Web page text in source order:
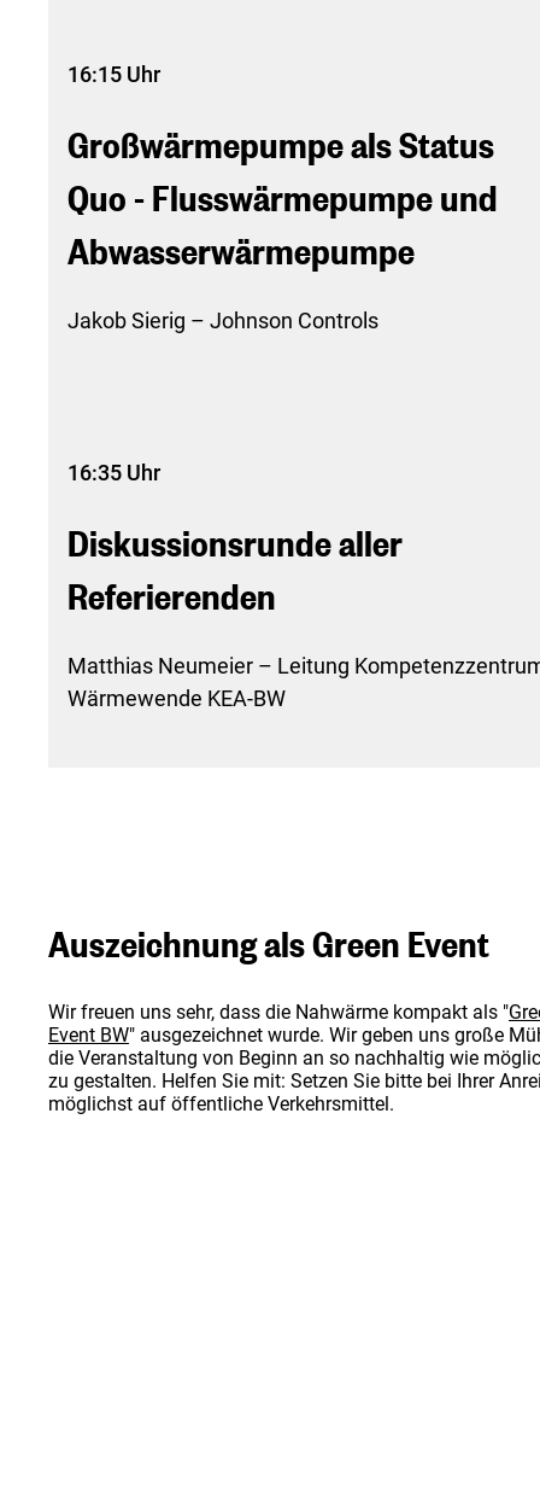
16:15 Uhr
Großwärmepumpe als Status
Quo - Flusswärmepumpe und
Abwasserwärmepumpe
Jakob Sierig – Johnson Controls
16:35 Uhr
Diskussionsrunde aller
Referierenden
Matthias Neumeier – Leitung
Wärmewende KEA-BW
Auszeichnung als Green Event
Wir freuen uns sehr, dass die Nahwärme kompakt als "
Event BW" ausgezeichnet wurde. Wir geben uns große
die Veranstaltung von Beginn an so nachhaltig wie
zu gestalten. Helfen Sie mit: Setzen Sie bitte bei Ihrer
möglichst auf öffentliche Verkehrsmittel.